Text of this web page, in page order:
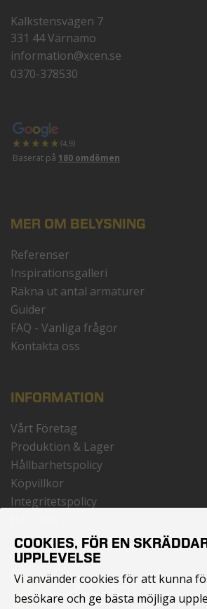
Kalkstensvägen 7
331 44 Värnamo
information@xcen.se
0370-378530
Baserat på 180 omdömen
MER OM BELYSNING
Referenser
Inspirationsgalleri
Räkna ut antal armaturer
Guider
FAQ - Vanliga frågor
Kontakta oss
INFORMATION
Vårt Företag
Produktion & Lager
Hållbarhetspolicy
Köpvillkor
Integritetspolicy
COOKIES, FÖR EN
UPPLEVELSE
Vi använder cookies för att kunna
besökare och ge bästa möjliga